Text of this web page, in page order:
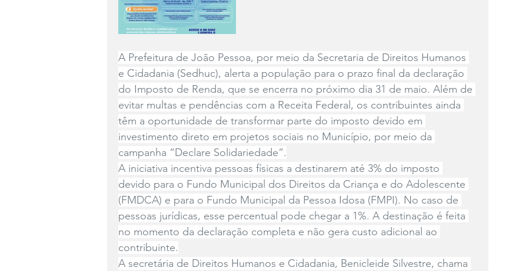
A Prefeitura de João Pessoa, por meio da Secretaria de Direitos Humanos
e Cidadania (Sedhuc), alerta a população para o prazo final da declaração
do Imposto de Renda, que se encerra no próximo dia 31 de maio. Além de
evitar multas e pendências com a Receita Federal, os contribuintes ainda
têm a oportunidade de transformar parte do imposto devido em
investimento direto em projetos sociais no Município, por meio da
campanha “Declare Solidariedade”.
A iniciativa incentiva pessoas físicas a destinarem até 3% do imposto
devido para o Fundo Municipal dos Direitos da Criança e do Adolescente
(FMDCA) e para o Fundo Municipal da Pessoa Idosa (FMPI). No caso de
pessoas jurídicas, esse percentual pode chegar a 1%. A destinação é feita
no momento da declaração completa e não gera custo adicional ao
contribuinte.
A secretária de Direitos Humanos e Cidadania, Benicleide Silvestre, chama